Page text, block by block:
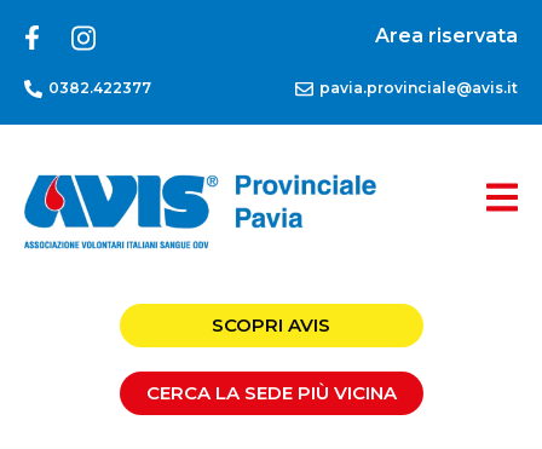
Area riservata
0382.422377 pavia.provinciale@avis.it
SCOPRI AVIS
CERCA LA SEDE PIÙ VICINA